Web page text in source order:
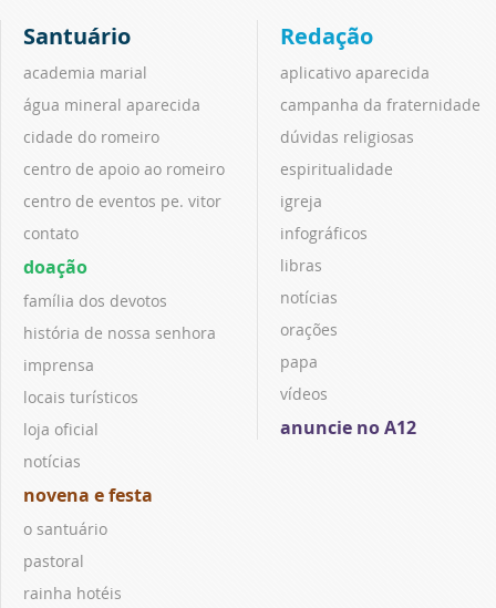
Santuário
academia marial
água mineral aparecida
cidade do romeiro
centro de apoio ao romeiro
centro de eventos pe. vitor
contato
doação
família dos devotos
história de nossa senhora
imprensa
locais turísticos
loja oficial
notícias
novena e festa
o santuário
pastoral
rainha hotéis
Redação
aplicativo aparecida
campanha da fraternidade
dúvidas religiosas
espiritualidade
igreja
infográficos
libras
notícias
orações
papa
vídeos
anuncie no A12